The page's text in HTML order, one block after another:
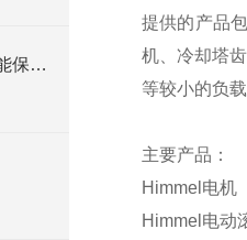
Transfluid液力耦合器为什么能保护电机？重载启动不烧机的秘密全在这！
提供的产品
机、冷却塔
等较小的负
主要产品：
Himmel 电机
Himmel 电动